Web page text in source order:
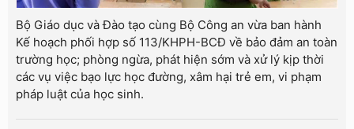
Bộ Giáo dục và Đào tạo cùng Bộ Công an vừa ban hành
Kế hoạch phối hợp số 113/KHPH-BCĐ về bảo đảm an toàn
trường học; phòng ngừa, phát hiện sớm và xử lý kịp thời
các vụ việc bạo lực học đường, xâm hại trẻ em, vi phạm
pháp luật của học sinh.